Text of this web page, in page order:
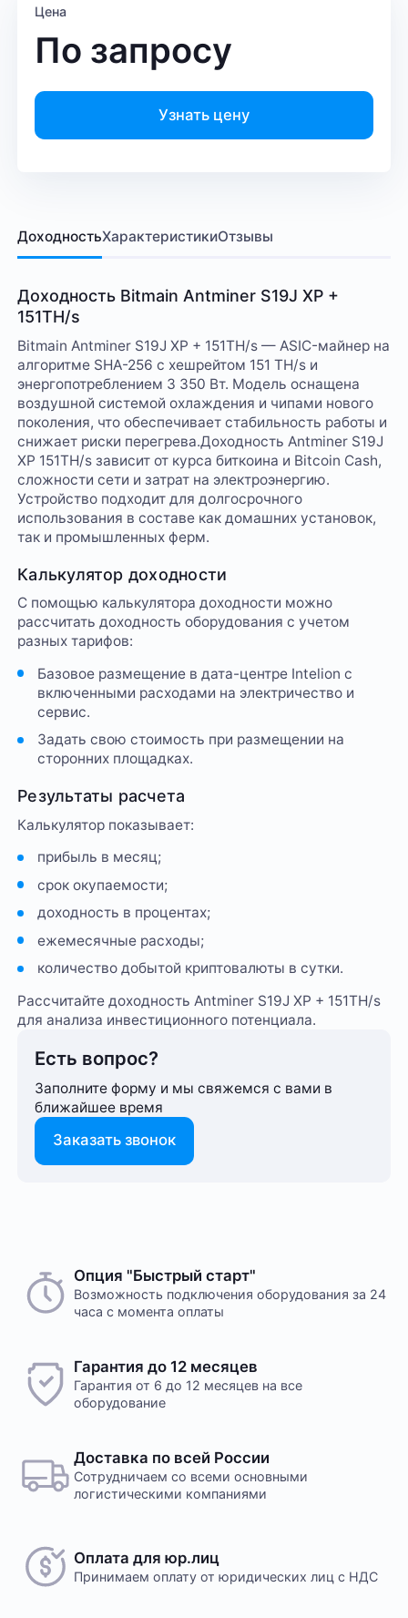
Цена
По запросу
Узнать цену
ДоходностьХарактеристикиОтзывы
Доходность Bitmain Antminer S19J XP +
151TH/s
Bitmain Antminer S19J XP + 151TH/s — ASIC-майнер на
алгоритме SHA-256 с хешрейтом 151 TH/s и
энергопотреблением 3 350 Вт. Модель оснащена
воздушной системой охлаждения и чипами нового
поколения, что обеспечивает стабильность работы и
снижает риски перегрева.Доходность Antminer S19J
XP 151TH/s зависит от курса биткоина и Bitcoin Cash,
сложности сети и затрат на электроэнергию.
Устройство подходит для долгосрочного
использования в составе как домашних установок,
так и промышленных ферм.
Калькулятор доходности
С помощью калькулятора доходности можно
рассчитать доходность оборудования с учетом
разных тарифов:
Базовое размещение в дата-центре Intelion с
включенными расходами на электричество и
сервис.
Задать свою стоимость при размещении на
сторонних площадках.
Результаты расчета
Калькулятор показывает:
прибыль в месяц;
срок окупаемости;
доходность в процентах;
ежемесячные расходы;
количество добытой криптовалюты в сутки.
Рассчитайте доходность Antminer S19J XP + 151TH/s
для анализа инвестиционного потенциала.
Есть вопрос?
Заполните форму и мы свяжемся с вами в
ближайшее время
Заказать звонок
Опция "Быстрый старт"
Возможность подключения оборудования за 24
часа с момента оплаты
Гарантия до 12 месяцев
Гарантия от 6 до 12 месяцев на все
оборудование
Доставка по всей России
Сотрудничаем со всеми основными
логистическими компаниями
Оплата для юр.лиц
Принимаем оплату от юридических лиц с НДС